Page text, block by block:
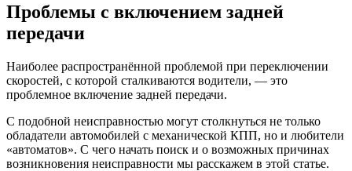
Проблемы с включением задней
передачи
Наиболее распространённой проблемой при переключении
скоростей, с которой сталкиваются водители, — это
проблемное включение задней передачи.
С подобной неисправностью могут столкнуться не только
обладатели автомобилей с механической КПП, но и любители
«автоматов». С чего начать поиск и о возможных причинах
возникновения неисправности мы расскажем в этой статье.